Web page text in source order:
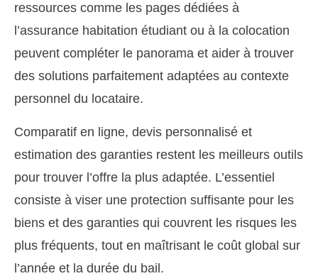
ressources comme les pages dédiées à
l’assurance habitation étudiant ou à la colocation
peuvent compléter le panorama et aider à trouver
des solutions parfaitement adaptées au contexte
personnel du locataire.
Comparatif en ligne, devis personnalisé et
estimation des garanties restent les meilleurs outils
pour trouver l’offre la plus adaptée. L’essentiel
consiste à viser une protection suffisante pour les
biens et des garanties qui couvrent les risques les
plus fréquents, tout en maîtrisant le coût global sur
l’année et la durée du bail.